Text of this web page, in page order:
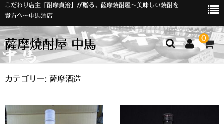
こだわり店主「酎摩貞治」が贈る、薩摩焼酎屋～美味しい焼酎を
貴方へ～中馬酒店
薩摩焼酎屋 中馬 0
ホーム
入荷情報
カテゴリー: 薩摩酒造